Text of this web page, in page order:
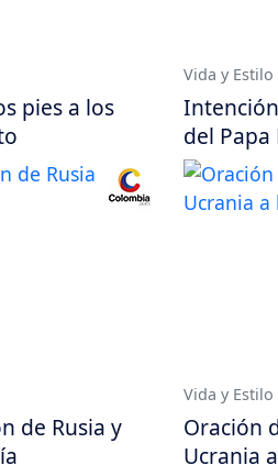
pies a los
Vida y Estilo
del Papa
de Rusia y
Vida y Estilo
Oración
Ucrania